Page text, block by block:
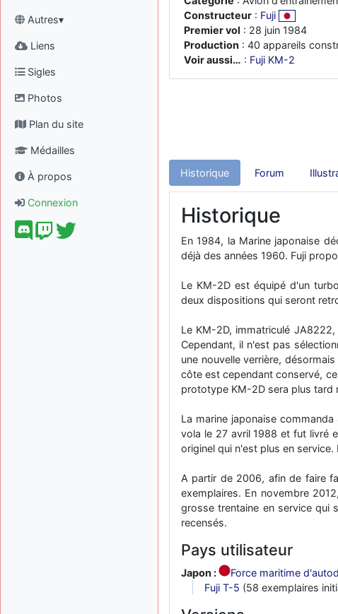
Autres▾
Liens
Sigles
Photos
Plan du site
Médailles
À propos
Connexion
Constructeur : Fuji
Premier vol : 28 juin 1984
Production : 40 appareils
Voir aussi… : Fuji KM-2
Historique Forum
Historique
En 1984, la Marine japonaise
déjà des années 1960. Fuji
Le KM-2D est équipé d'un
deux dispositions qui seront
Le KM-2D, immatriculé
Cependant, il n'est pas
une nouvelle verrière,
côte est cependant conservé,
prototype KM-2D sera plus tard
La marine japonaise
vola le 27 avril 1988 et fut livré
originel qui n'est plus en
A partir de 2006, afin de faire
exemplaires. En novembre
grosse trentaine en service qui
recensés.
Pays utilisateur
Japon :
Force maritime
Fuji T-5 (58 exemplaires